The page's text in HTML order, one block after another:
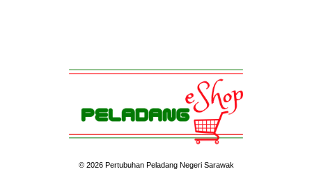
© 2026 Pertubuhan Peladang Negeri Sarawak